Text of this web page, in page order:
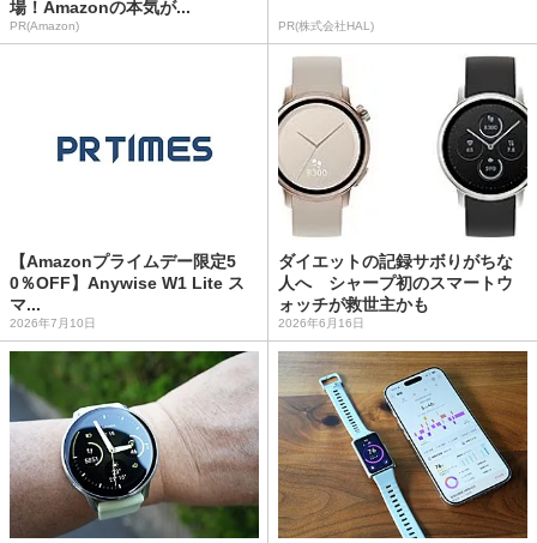
場！Amazonの本気が...
PR(Amazon) PR(株式会社HAL)
【Amazonプライムデー限定5
0％OFF】Anywise W1 Lite ス
マ...
2026年7月10日
ダイエットの記録サボりがちな
人へ シャープ初のスマートウ
ォッチが救世主かも
2026年6月16日